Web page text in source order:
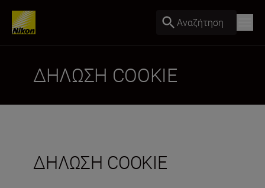
Αναζήτηση
ΔΗΛΩΣΗ COOKIE
ΔΗΛΩΣΗ COOKIE